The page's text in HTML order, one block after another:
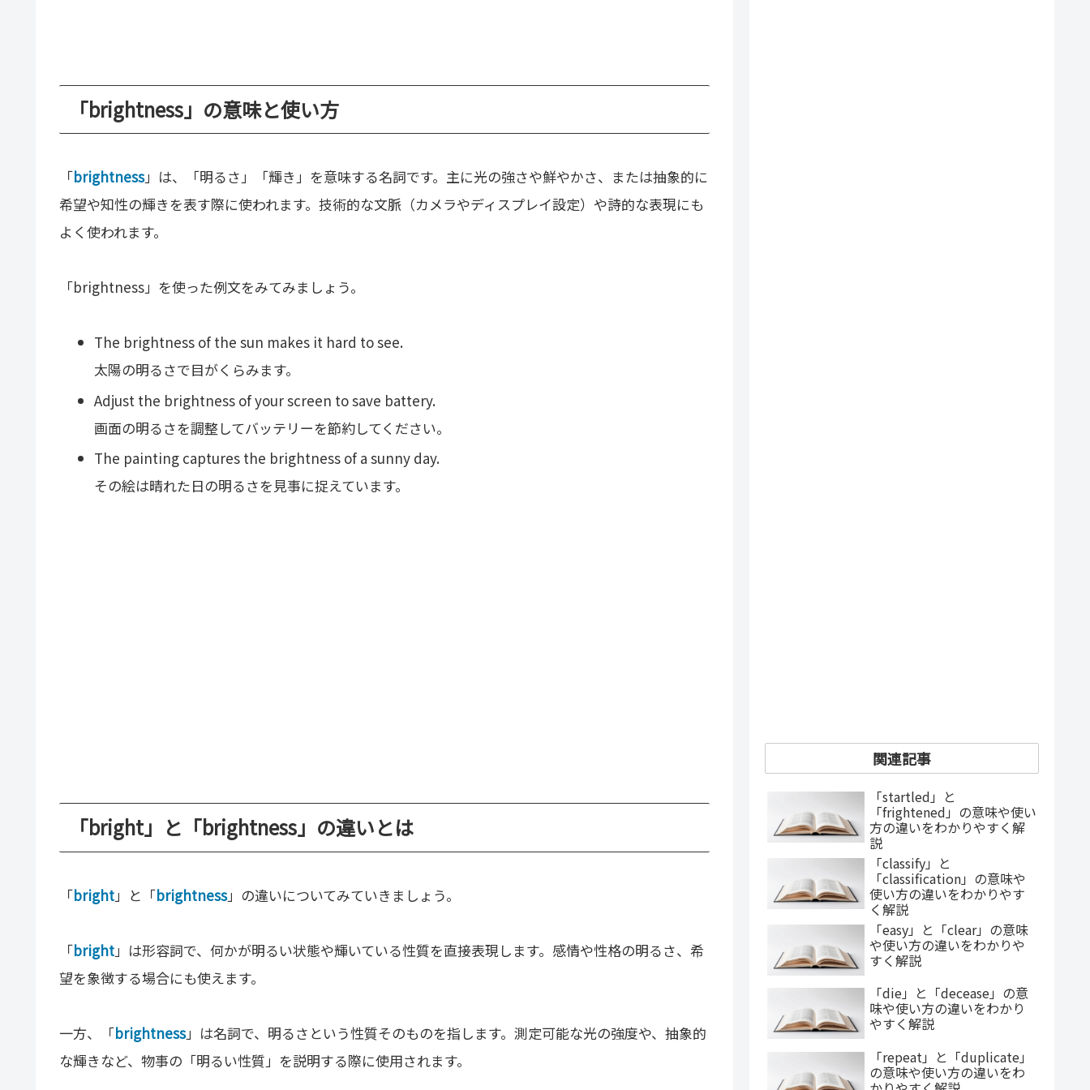
「brightness」の意味と使い方
「brightness」は、「明るさ」「輝き」を意味する名詞です。主に光の強さや鮮やかさ、または抽象的に
希望や知性の輝きを表す際に使われます。技術的な文脈（カメラやディスプレイ設定）や詩的な表現にも
よく使われます。
「brightness」を使った例文をみてみましょう。
The brightness of the sun makes it hard to see.
太陽の明るさで目がくらみます。
Adjust the brightness of your screen to save battery.
画面の明るさを調整してバッテリーを節約してください。
The painting captures the brightness of a sunny day.
その絵は晴れた日の明るさを見事に捉えています。
「bright」と「brightness」の違いとは
「bright」と「brightness」の違いについてみていきましょう。
「bright」は形容詞で、何かが明るい状態や輝いている性質を直接表現します。感情や性格の明るさ、希
望を象徴する場合にも使えます。
一方、「brightness」は名詞で、明るさという性質そのものを指します。測定可能な光の強度や、抽象的
な輝きなど、物事の「明るい性質」を説明する際に使用されます。
関連記事
「startled」と
「frightened」の意味や使い
方の違いをわかりやすく解
説
「classify」と
「classification」の意味や
使い方の違いをわかりやす
く解説
「easy」と「clear」の意味
や使い方の違いをわかりや
すく解説
「die」と「decease」の意
味や使い方の違いをわかり
やすく解説
「repeat」と「duplicate」
の意味や使い方の違いをわ